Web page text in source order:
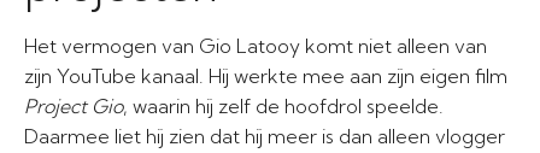
Het vermogen van Gio Latooy komt niet alleen van
zijn YouTube kanaal. Hij werkte mee aan zijn eigen film
Project Gio, waarin hij zelf de hoofdrol speelde.
Daarmee liet hij zien dat hij meer is dan alleen vlogger